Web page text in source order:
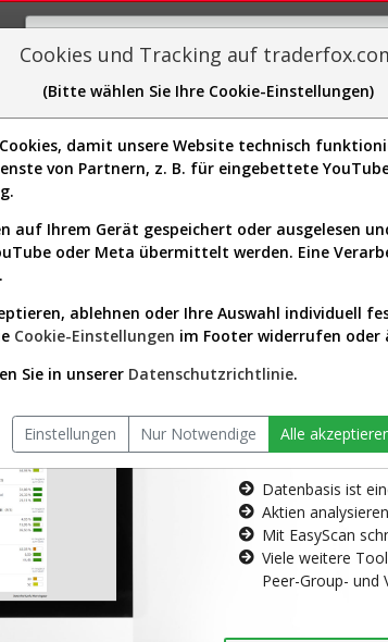
Sector-Spider Easy-Scan
ist nur für Premium-
AKTIEN-
Die
Datenbasis ist
Aktien
Mit EasyScan
Viele weitere
Peer-Group- und
Cookies und Tracking auf
(Bitte wählen Sie Ihre Cookie-Einstellungen)
damit unsere Website technisch
von Partnern, z. B. für eingebettete
auf Ihrem Gerät gespeichert oder ausgelesen
oder Meta übermittelt werden. Eine
ablehnen oder Ihre Auswahl individuell
Cookie-Einstellungen im Footer widerrufen oder
Sie in unserer Datenschutzrichtlinie.
Einstellungen Nur Notwendige Alle